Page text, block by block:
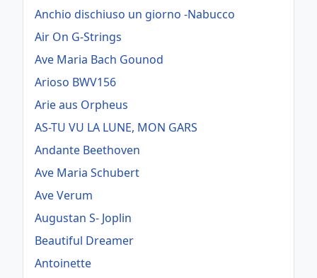
Anchio dischiuso un giorno -Nabucco
Air On G-Strings
Ave Maria Bach Gounod
Arioso BWV156
Arie aus Orpheus
AS-TU VU LA LUNE, MON GARS
Andante Beethoven
Ave Maria Schubert
Ave Verum
Augustan S- Joplin
Beautiful Dreamer
Antoinette